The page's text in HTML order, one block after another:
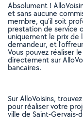
Absolument !
et sans aucune
membre, qu’il soit
prestation de service
uniquement le prix de
demandeur, et
Vous pouvez réaliser
directement sur
bancaires.
Sur AlloVoisins,
pour réaliser votre
ville de Saint-Gervais-